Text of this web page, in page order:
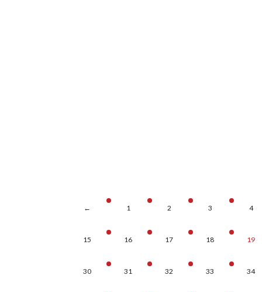
← 1 2 3 4
15 16 17 18 19
30 31 32 33 34